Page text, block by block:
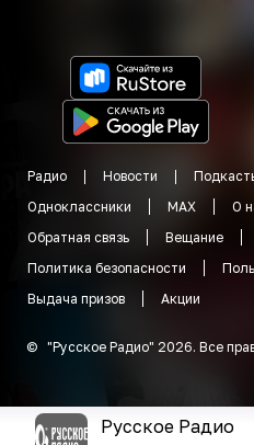
Радио Новости
Одноклассники
MAX О
Обратная связь
Вещание
Политика безопасности
Выдача призов
Акции
© "Русское Радио" 2026. Все
Русское Радио